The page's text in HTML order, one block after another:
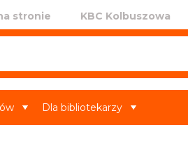
stronie KBC Kolbuszowa
Dla bibliotekarzy